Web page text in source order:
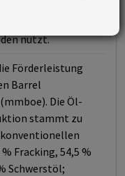
nutzt.
Förderleistung
Barrel
Die Öl-
stammt zu
Fracking, 54,5 %
Schwerstöl;